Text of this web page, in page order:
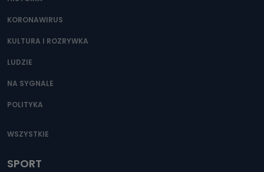
KORONAWIRUS
KULTURA I ROZRYWKA
LUDZIE
NA SYGNALE
POLITYKA
WSZYSTKIE
SPORT